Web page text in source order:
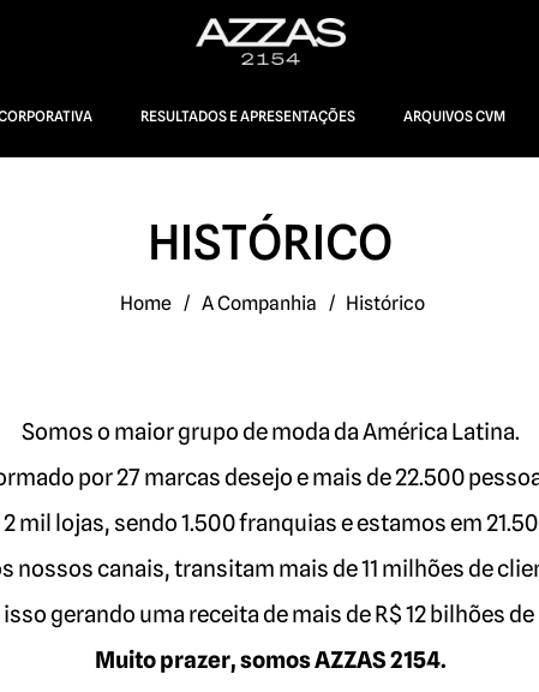
RESULTADOS E APRESENTAÇÕES ARQUIVOS CVM
HISTÓRICO
Home / A Companhia / Histórico
Somos o maior grupo de moda da América Latina.
por 27 marcas desejo e mais de 22.500
mil lojas, sendo 1.500 franquias e estamos em
nossos canais, transitam mais de 11 milhões de
gerando uma receita de mais de R$ 12 bilhões de
Muito prazer, somos AZZAS 2154.